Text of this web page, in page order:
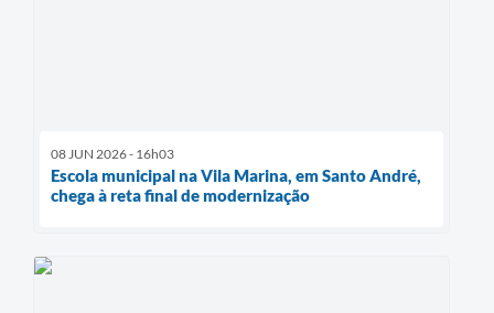
08 JUN 2026 - 16h03
Escola municipal na Vila Marina, em Santo André,
chega à reta final de modernização